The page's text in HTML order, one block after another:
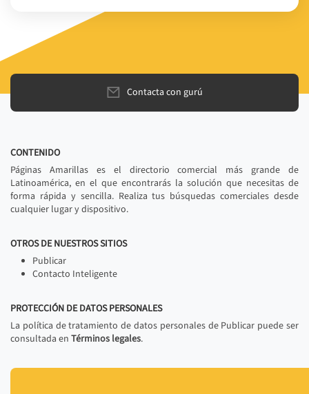
Contacta con gurú
CONTENIDO
Páginas Amarillas es el directorio comercial más grande de
Latinoamérica, en el que encontrarás la solución que necesitas de
forma rápida y sencilla. Realiza tus búsquedas comerciales desde
cualquier lugar y dispositivo.
OTROS DE NUESTROS SITIOS
Publicar
Contacto Inteligente
PROTECCIÓN DE DATOS PERSONALES
La política de tratamiento de datos personales de Publicar puede ser
consultada en Términos legales.